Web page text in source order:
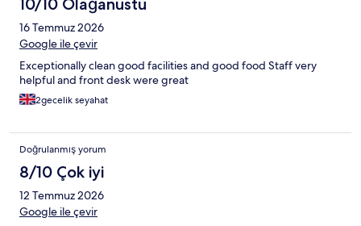
16 Temmuz 2026
Google ile çevir
Exceptionally clean good facilities and good food Staff very
helpful and front desk were great
2gecelik seyahat
Doğrulanmış yorum
8/10 Çok iyi
12 Temmuz 2026
Google ile çevir